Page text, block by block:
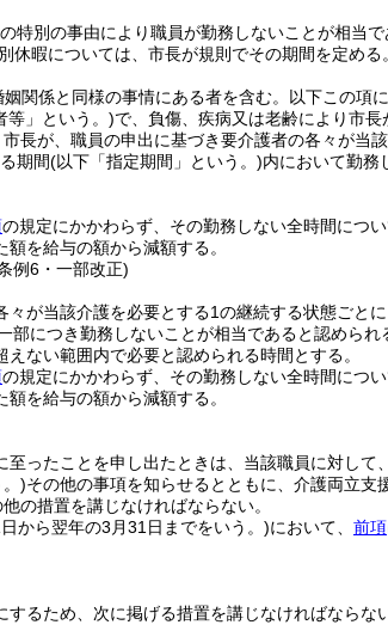
特別の事由により職員が勤務しないことが相当
休暇については、市長が規則でその期間を定める。
関係と同様の事情にある者を含む。以下この項
等」という。)で、負傷、疾病又は老齢により市
長が、職員の申出に基づき要介護者の各々が当
期間(以下「指定期間」という。)内において勤務
の規定にかかわらず、その勤務しない全時間につ
を給与の額から減額する。
例6・一部改正)
が当該介護を必要とする1の継続する状態ごと
部につき勤務しないことが相当であると認められ
ない範囲内で必要と認められる時間とする。
の規定にかかわらず、その勤務しない全時間につ
を給与の額から減額する。
ったことを申し出たときは、当該職員に対して
)その他の事項を知らせるとともに、介護両立支
の措置を講じなければならない。
から翌年の3月31日までをいう。)において、 前項
るため、次に掲げる措置を講じなければならない